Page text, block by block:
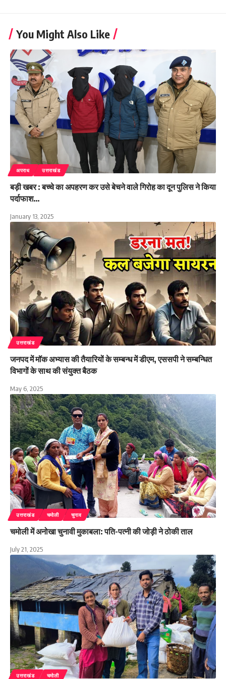
You Might Also Like
अपराध उत्तराखंड
बड़ी खबर : बच्चे का अपहरण कर उसे बेचने वाले गिरोह का दून पुलिस ने किया
पर्दाफाश…
January 13, 2025
उत्तराखंड
जनपद में मॉक अभ्यास की तैयारियों के सम्बन्ध में डीएम, एससपी ने सम्बन्धित
विभागों के साथ की संयुक्त बैठक
May 6, 2025
उत्तराखंड चमोली चुनाव
चमोली में अनोखा चुनावी मुकाबला: पति-पत्नी की जोड़ी ने ठोकी ताल
July 21, 2025
उत्तराखंड चमोली